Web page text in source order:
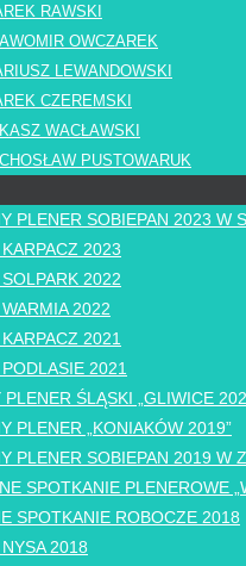
RAWSKI
OWCZAREK
LEWANDOWSKI
CZEREMSKI
WACŁAWSKI
PUSTOWARUK
PLENER SOBIEPAN 2023 W
2023
2022
2022
2021
2021
ŚLĄSKI „GLIWICE
PLENER „KONIAKÓW 2019”
PLENER SOBIEPAN 2019 W
SPOTKANIE PLENEROWE
SPOTKANIE ROBOCZE 2018
2018